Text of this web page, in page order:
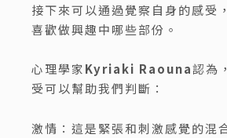
接下來可以通過覺察自身的感受
喜歡做興趣中哪些部份。
心理學家Kyriaki Raouna認為
受可以幫助我們判斷：
激情：這是緊張和刺激感覺的混